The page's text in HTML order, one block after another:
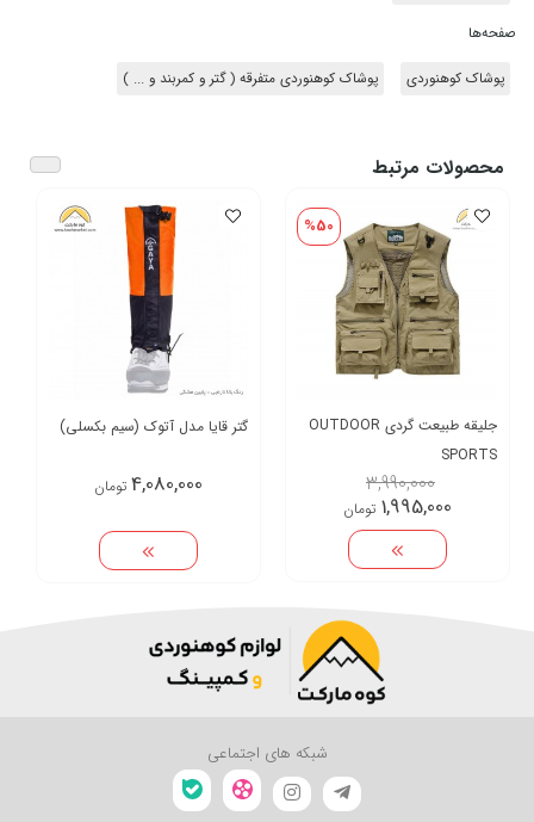
صفحه‌ها
پوشاک کوهنوردی پوشاک کوهنوردی متفرقه ( گتر و کمربند و ... )
محصولات مرتبط
%50
جلیقه طبیعت گردی OUTDOOR
SPORTS
3,990,000
1,995,000 تومان
گتر قایا مدل آتوک (سیم بکسلی)
4,080,000 تومان
شبکه های اجتماعی